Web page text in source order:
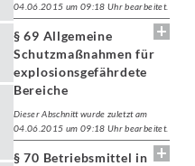
04.06.2015 um 09:18 Uhr bearbeitet.
§ 69 Allgemeine
Schutzmaßnahmen für
explosionsgefährdete
Bereiche
Dieser Abschnitt wurde zuletzt am
04.06.2015 um 09:18 Uhr bearbeitet.
§ 70 Betriebsmittel in